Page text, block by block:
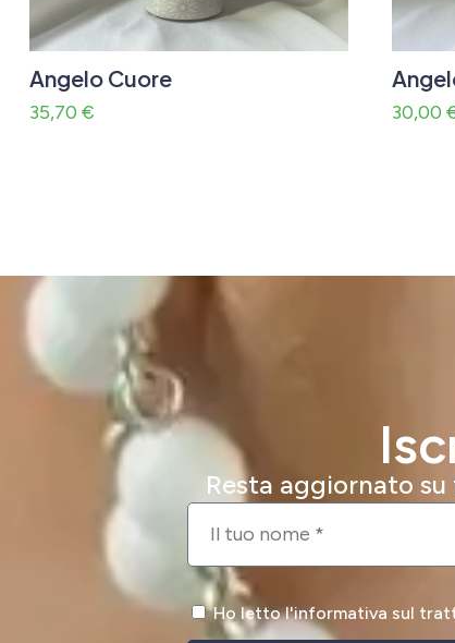
Angelo Cuore
35,70 € 30,00
Resta aggiornato
Ho letto l'informativa sul